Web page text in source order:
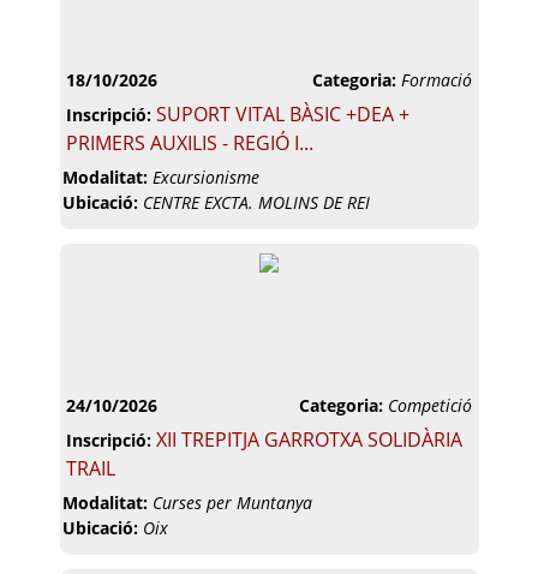
18/10/2026 Categoria: Formació
Inscripció: SUPORT VITAL BÀSIC +DEA +
PRIMERS AUXILIS - REGIÓ I...
Modalitat: Excursionisme
Ubicació: CENTRE EXCTA. MOLINS DE REI
24/10/2026 Categoria: Competició
Inscripció: XII TREPITJA GARROTXA SOLIDÀRIA
TRAIL
Modalitat: Curses per Muntanya
Ubicació: Oix